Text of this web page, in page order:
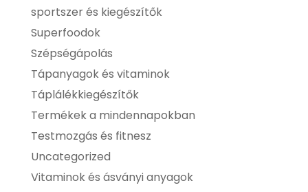
sportszer és kiegészítők
Superfoodok
Szépségápolás
Tápanyagok és vitaminok
Táplálékkiegészítők
Termékek a mindennapokban
Testmozgás és fitnesz
Uncategorized
Vitaminok és ásványi anyagok